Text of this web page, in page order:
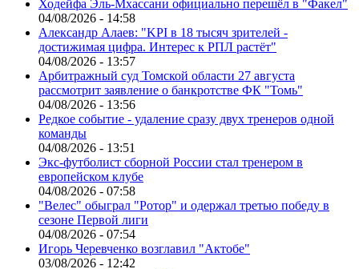
Ходейфа Эль-Мхассани официально перешёл в "Факел"
04/08/2026 - 14:58
Александр Алаев: "KPI в 18 тысяч зрителей -
достижимая цифра. Интерес к РПЛ растёт"
04/08/2026 - 13:57
Арбитражный суд Томской области 27 августа
рассмотрит заявление о банкротстве ФК "Томь"
04/08/2026 - 13:56
Редкое событие - удаление сразу двух тренеров одной
команды
04/08/2026 - 13:51
Экс-футболист сборной России стал тренером в
европейском клубе
04/08/2026 - 07:58
"Велес" обыграл "Ротор" и одержал третью победу в
сезоне Первой лиги
04/08/2026 - 07:54
Игорь Черевченко возглавил "Актобе"
03/08/2026 - 12:42